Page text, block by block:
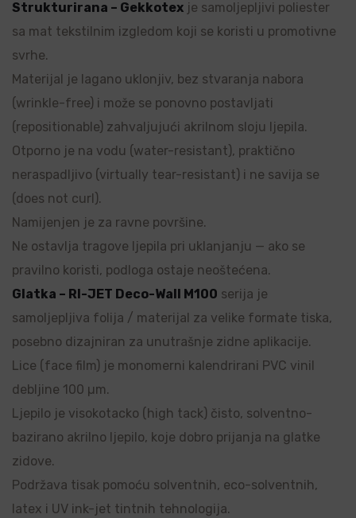
Strukturirana – Gekkotex je samoljepljivi poliester
sa mat tekstilnim izgledom koji se koristi u promotivne
svrhe.
Materijal je lagano uklonjiv, bez stvaranja nabora
(wrinkle-free) i može se ponovno postavljati
(repositionable) zahvaljujući akrilnom sloju ljepila.
Otporno je na vodu (water-resistant), praktično
neraspadljivo (virtually tear-resistant) i ne savija se
(does not curl).
Namijenjen je za ravne površine.
Ne ostavlja tragove ljepila pri uklanjanju — ako se
pravilno koristi, podloga ostaje neoštećena.
Glatka – RI-JET Deco-Wall M100 serija je
samoljepljiva folija / materijal za velike formate tiska,
posebno dizajniran za unutrašnje zidne aplikacije.
Lice (face film) je monomerni kalendrirani PVC vinil
debljine 100 µm.
Ljepilo je visokotacko (high tack) čisto, solventno-
bazirano akrilno ljepilo, koje dobro prijanja na glatke
zidove.
Podržava tisak pomoću solventnih, eco-solventnih,
latex i UV ink-jet tintnih tehnologija.